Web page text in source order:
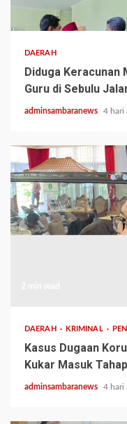
2 min read
DAERAH
Diduga Keracunan
Guru di Sebulu
adminsambaranews 4 hari
DAERAH KRIMINAL
Kasus Dugaan
Kukar Masuk
adminsambaranews 4 hari